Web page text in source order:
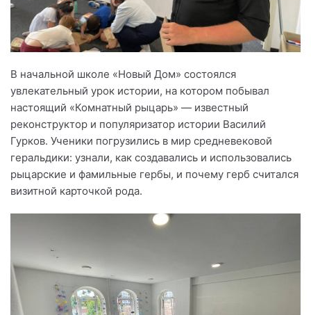
В начальной школе «Новый Дом» состоялся
увлекательный урок истории, на котором побывал
настоящий «Комнатный рыцарь» — известный
реконструктор и популяризатор истории Василий
Гурков. Ученики погрузились в мир средневековой
геральдики: узнали, как создавались и использовались
рыцарские и фамильные гербы, и почему герб считался
визитной карточкой рода.